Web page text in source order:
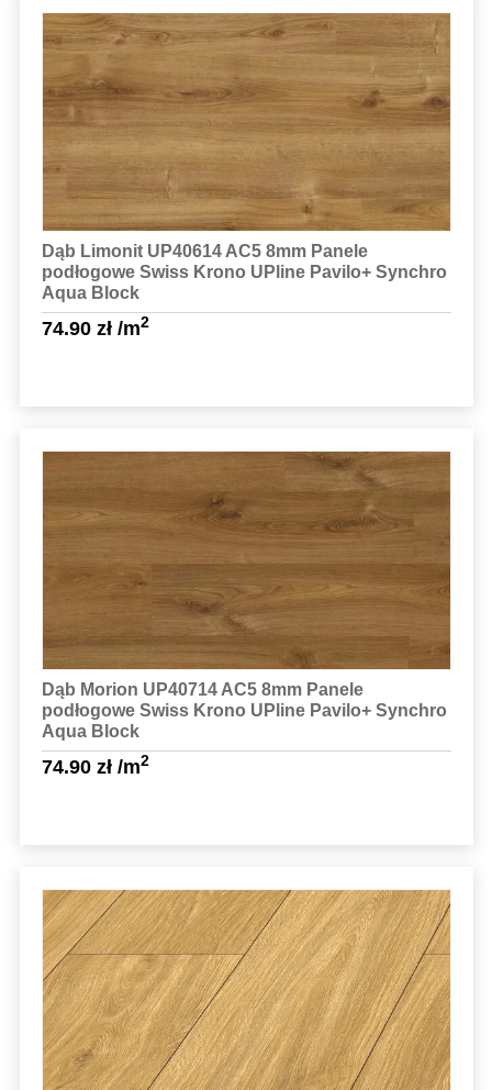
Sprawdź szczegóły
Dąb Limonit UP40614 AC5 8mm Panele
podłogowe Swiss Krono UPline Pavilo+ Synchro
Aqua Block
74.90 zł/m2
Sprawdź szczegóły
Dąb Morion UP40714 AC5 8mm Panele
podłogowe Swiss Krono UPline Pavilo+ Synchro
Aqua Block
74.90 zł/m2
Sprawdź szczegóły